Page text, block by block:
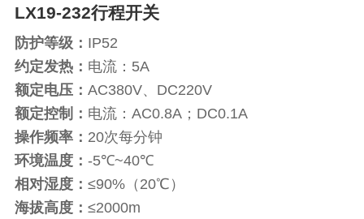
LX19-232行程开关
防护等级： IP52
约定发热： 电流：5A
额定电压： AC380V、DC220V
额定控制： 电流：AC0.8A；DC0.1A
操作频率： 20次每分钟
环境温度： -5℃~40℃
相对湿度： ≤90%（20℃）
海拔高度： ≤2000m